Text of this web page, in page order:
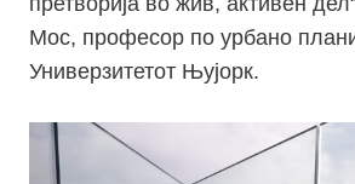
Мос, професор по урбано
Универзитетот Њујорк.